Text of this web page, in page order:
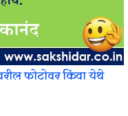
फोटोवर किंवा येथे